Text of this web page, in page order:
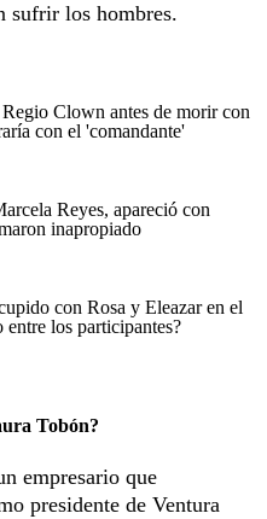
sufrir los hombres.
Clown antes de morir con
con el 'comandante'
Reyes, apareció con
inapropiado
con Rosa y Eleazar en el
entre los participantes?
Tobón?
empresario que
presidente de Ventura